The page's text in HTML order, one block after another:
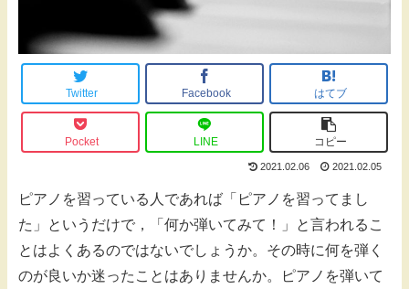
Twitter Facebook はてブ
Pocket LINE コピー
2021.02.06 2021.02.05
ピアノを習っている人であれば「ピアノを習ってまし
た」というだけで，「何か弾いてみて！」と言われるこ
とはよくあるのではないでしょうか。その時に何を弾く
のが良いか迷ったことはありませんか。ピアノを弾いて